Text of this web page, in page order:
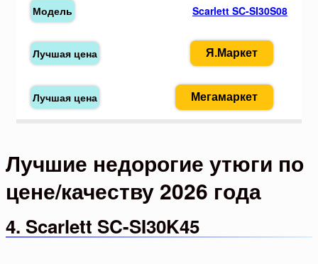
Scarlett SC-SI30S08
Я.Маркет
Мегамаркет
Лучшие недорогие утюги по
цене/качеству 2026 года
4. Scarlett SC-SI30K45